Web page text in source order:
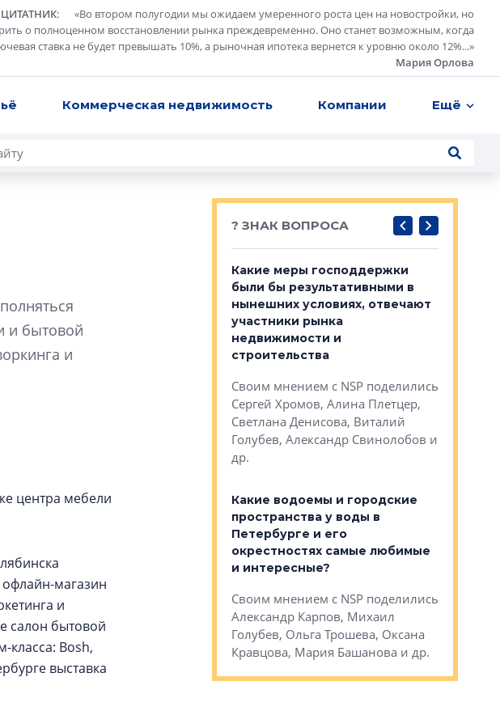
: «Во втором полугодии мы ожидаем умеренного роста цен на новостройки, но
о полноценном восстановлении рынка преждевременно. Оно станет возможным, когда
ставка не будет превышать 10%, а рыночная ипотека вернется к уровню около 12%...»
Мария Орлова
Коммерческая недвижимость Компании Ещё
и бытовой
и
центра мебели
офлайн-магазин
и
салон бытовой
Bosh,
выставка
? ЗНАК ВОПРОСА
рынка?
Разрыв цен между первичкой и
вторичкой: что это значит для
специальности и компетенции
Своим мнением с NSP поделились
Валентина Калинина, Анжелика
Альшаева, Александр
Свинолобов, Александр Кравцов,
Кирилл Кудинов и др.
Какие меры господдержки
были бы результативными в
нынешних условиях, отвечают
участники рынка
недвижимости и
строительства
Своим мнением с NSP поделились
Сергей Хромов, Алина Плетцер,
Светлана Денисова, Виталий
Голубев, Александр Свинолобов и
др.
Какие водоемы и городские
пространства у воды в
Петербурге и его
окрестностях самые любимые
и интересные?
Своим мнением с NSP поделились
Александр Карпов, Михаил
Голубев, Ольга Трошева, Оксана
Кравцова, Мария Башанова и др.